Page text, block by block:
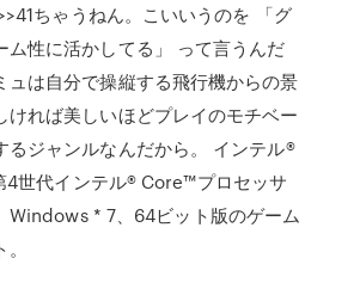
ちゃうねん。こいいうのを 「グ
ム性に活かしてる」 って言うんだ
ュは自分で操縦する飛行機からの景
ければ美しいほどプレイのモチベー
るジャンルなんだから。 インテル®
4世代インテル® Core™プロセッサ
Windows * 7、64ビット版のゲーム